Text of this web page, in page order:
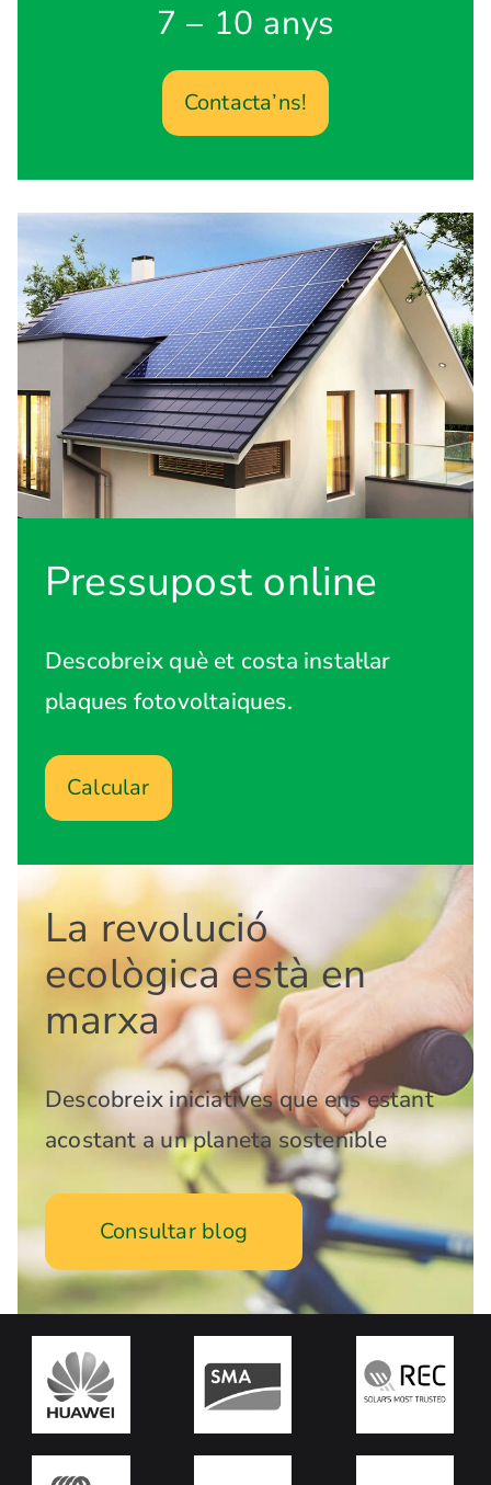
7 – 10 anys
Contacta’ns!
Pressupost online
Descobreix què et costa instal·lar
plaques fotovoltaiques.
Calcular
La revolució
ecològica està en
marxa
Descobreix iniciatives que ens estant
acostant a un planeta sostenible
Consultar blog